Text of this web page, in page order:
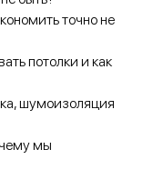
точно не
потолки и как
шумоизоляция
мы